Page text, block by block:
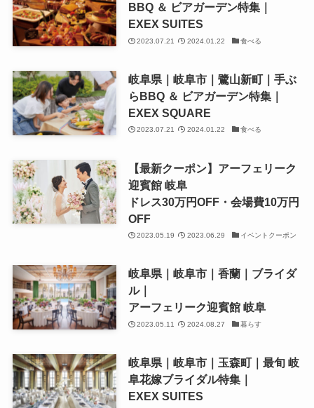
BBQ ＆ ビアガーデン特集｜
EXEX SUITES
2023.07.21 2024.01.22 食べる
岐阜県｜岐阜市｜鷺山新町｜手ぶ
らBBQ ＆ ビアガーデン特集｜
EXEX SQUARE
2023.07.21 2024.01.22 食べる
【最新クーポン】アーフェリーク
迎賓館 岐阜
ドレス30万円OFF・会場費10万円
OFF
2023.05.19 2023.06.29 イベントクーポン
岐阜県｜岐阜市｜香蘭｜ブライダ
ル｜
アーフェリーク迎賓館 岐阜
2023.05.11 2024.08.27 暮らす
岐阜県｜岐阜市｜玉森町｜最旬 岐
阜花嫁ブライダル特集｜
EXEX SUITES